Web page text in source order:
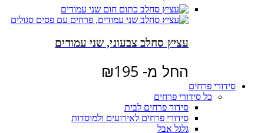
עציץ סחלב צבעוני, שני עמודים
החל מ- ₪195
סידורי פרחים
כל סידורי פרחים
סידור פרחים לבית
סידורי פרחים לאירועים ולמוסדות
גלגל אבל